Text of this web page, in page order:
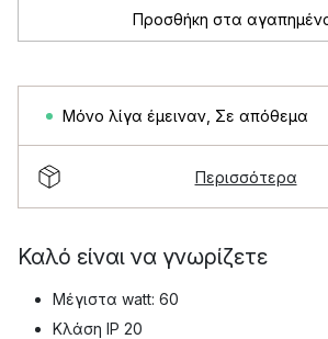
Προσθήκη στα
Μόνο λίγα έμειναν Σε απόθεμα
Περισσότερα
Καλό είναι να γνωρίζετε
Μέγιστα watt: 60
Κλάση IP 20